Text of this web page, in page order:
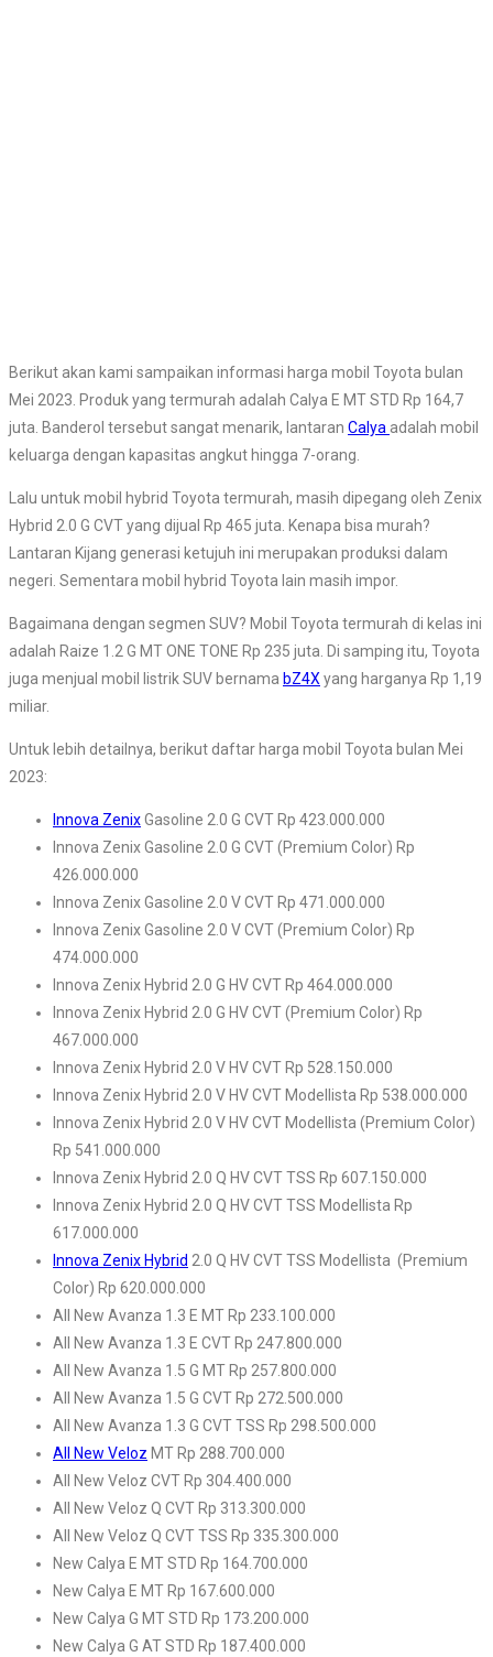
Berikut akan kami sampaikan informasi harga mobil Toyota bulan
Mei 2023. Produk yang termurah adalah Calya E MT STD Rp 164,7
juta. Banderol tersebut sangat menarik, lantaran Calya adalah mobil
keluarga dengan kapasitas angkut hingga 7-orang.
Lalu untuk mobil hybrid Toyota termurah, masih dipegang oleh Zenix
Hybrid 2.0 G CVT yang dijual Rp 465 juta. Kenapa bisa murah?
Lantaran Kijang generasi ketujuh ini merupakan produksi dalam
negeri. Sementara mobil hybrid Toyota lain masih impor.
Bagaimana dengan segmen SUV? Mobil Toyota termurah di kelas ini
adalah Raize 1.2 G MT ONE TONE Rp 235 juta. Di samping itu, Toyota
juga menjual mobil listrik SUV bernama bZ4Xyang harganya Rp 1,19
miliar.
Untuk lebih detailnya, berikut daftar harga mobil Toyota bulan Mei
2023:
Innova ZenixGasoline 2.0 G CVT Rp 423.000.000
Innova Zenix Gasoline 2.0 G CVT (Premium Color) Rp
426.000.000
Innova Zenix Gasoline 2.0 V CVT Rp 471.000.000
Innova Zenix Gasoline 2.0 V CVT (Premium Color) Rp
474.000.000
Innova Zenix Hybrid 2.0 G HV CVT Rp 464.000.000
Innova Zenix Hybrid 2.0 G HV CVT (Premium Color) Rp
467.000.000
Innova Zenix Hybrid 2.0 V HV CVT Rp 528.150.000
Innova Zenix Hybrid 2.0 V HV CVT Modellista Rp 538.000.000
Innova Zenix Hybrid 2.0 V HV CVT Modellista (Premium Color)
Rp 541.000.000
Innova Zenix Hybrid 2.0 Q HV CVT TSS Rp 607.150.000
Innova Zenix Hybrid 2.0 Q HV CVT TSS Modellista Rp
617.000.000
Innova Zenix Hybrid 2.0 Q HV CVT TSS Modellista (Premium
Color) Rp 620.000.000
All New Avanza 1.3 E MT Rp 233.100.000
All New Avanza 1.3 E CVT Rp 247.800.000
All New Avanza 1.5 G MT Rp 257.800.000
All New Avanza 1.5 G CVT Rp 272.500.000
All New Avanza 1.3 G CVT TSS Rp 298.500.000
All New Veloz MT Rp 288.700.000
All New Veloz CVT Rp 304.400.000
All New Veloz Q CVT Rp 313.300.000
All New Veloz Q CVT TSS Rp 335.300.000
New Calya E MT STD Rp 164.700.000
New Calya E MT Rp 167.600.000
New Calya G MT STD Rp 173.200.000
New Calya G AT STD Rp 187.400.000